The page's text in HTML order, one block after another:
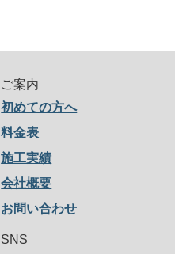
ご案内
初めての方へ
料金表
施工実績
会社概要
お問い合わせ
SNS